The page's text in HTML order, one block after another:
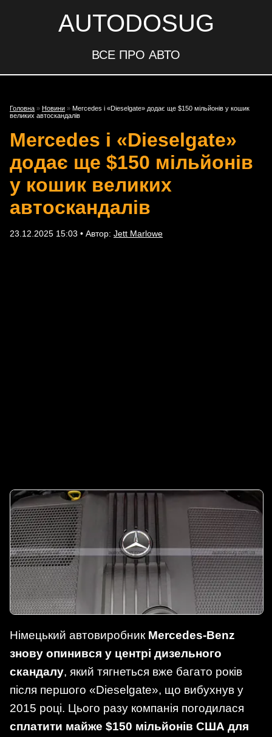
AUTODOSUG
ВСЕ ПРО АВТО
Головна » Новини » Mercedes і «Dieselgate» додає ще $150 мільйонів у кошик
великих автоскандалів
Mercedes і «Dieselgate»
додає ще $150 мільйонів
у кошик великих
автоскандалів
23.12.2025 15:03 • Автор: Jett Marlowe
Німецький автовиробник Mercedes-Benz
знову опинився у центрі дизельного
скандалу, який тягнеться вже багато років
після першого «Dieselgate», що вибухнув у
2015 році. Цього разу компанія погодилася
сплатити майже $150 мільйонів США для